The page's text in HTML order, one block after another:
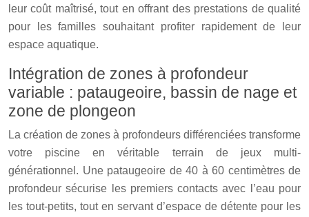
leur coût maîtrisé, tout en offrant des prestations de qualité
pour les familles souhaitant profiter rapidement de leur
espace aquatique.
Intégration de zones à profondeur
variable : pataugeoire, bassin de nage et
zone de plongeon
La création de zones à profondeurs différenciées transforme
votre piscine en véritable terrain de jeux multi-
générationnel. Une pataugeoire de 40 à 60 centimètres de
profondeur sécurise les premiers contacts avec l’eau pour
les tout-petits, tout en servant d’espace de détente pour les